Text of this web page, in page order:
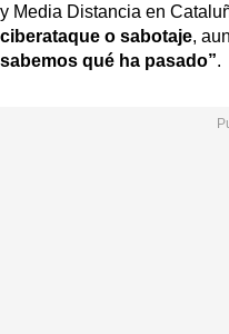
y Media Distancia en
ciberataque o sabotaje,
sabemos qué ha pasado”.